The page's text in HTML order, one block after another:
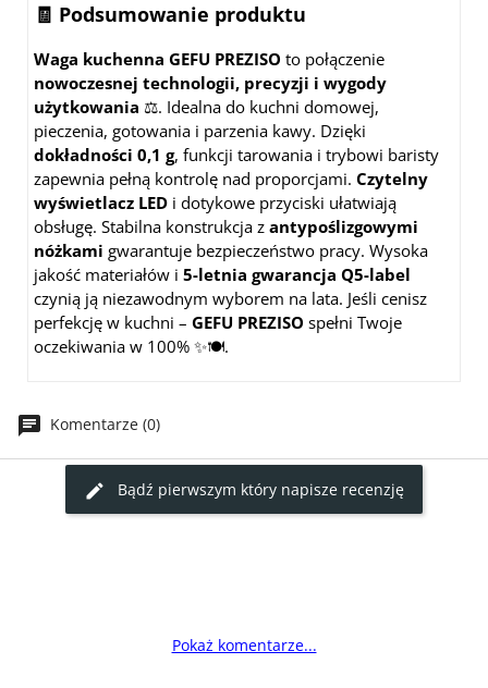
🧾 Podsumowanie produktu
Waga kuchenna GEFU PREZISO to połączenie
nowoczesnej technologii, precyzji i wygody
użytkowania ⚖️. Idealna do kuchni domowej,
pieczenia, gotowania i parzenia kawy. Dzięki
dokładności 0,1 g, funkcji tarowania i trybowi baristy
zapewnia pełną kontrolę nad proporcjami. Czytelny
wyświetlacz LED i dotykowe przyciski ułatwiają
obsługę. Stabilna konstrukcja z antypoślizgowymi
nóżkami gwarantuje bezpieczeństwo pracy. Wysoka
jakość materiałów i 5-letnia gwarancja Q5-label
czynią ją niezawodnym wyborem na lata. Jeśli cenisz
perfekcję w kuchni – GEFU PREZISO spełni Twoje
oczekiwania w 100% ✨🍽️.
Komentarze (0)
Bądź pierwszym który napisze recenzję
Pokaż komentarze...